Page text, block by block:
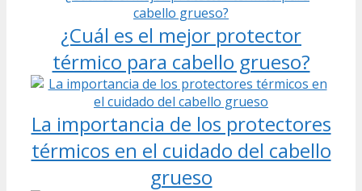
¿Cuál es el mejor protector
térmico para cabello grueso?
La importancia de los protectores
térmicos en el cuidado del cabello
grueso